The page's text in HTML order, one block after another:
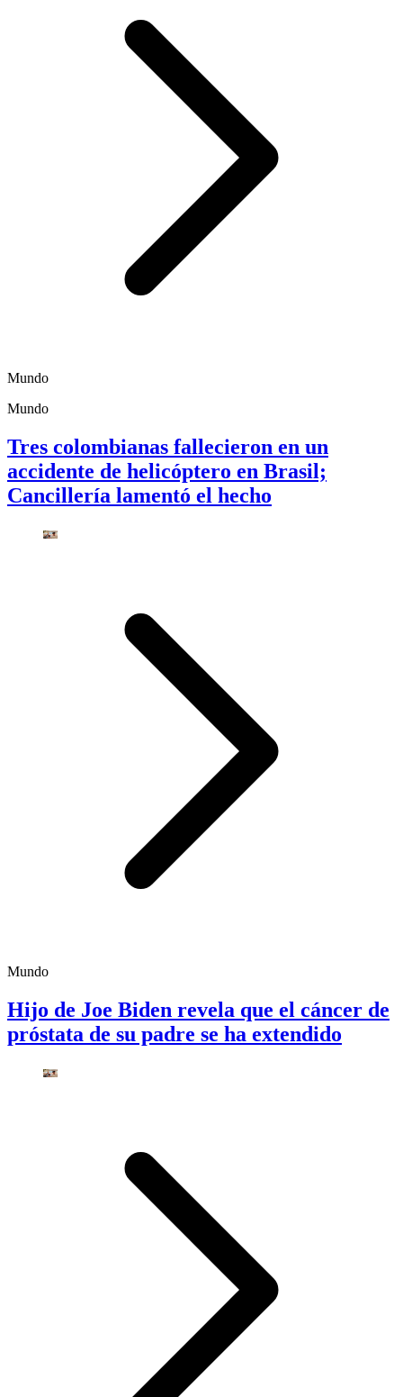
Mundo
Mundo
Tres colombianas fallecieron en un
accidente de helicóptero en Brasil;
Cancillería lamentó el hecho
Mundo
Hijo de Joe Biden revela que el cáncer de
próstata de su padre se ha extendido